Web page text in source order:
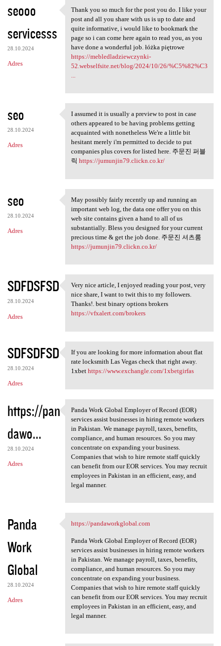
seooo
servicesss
28.10.2024
Adres
Thank you so much for the
Thank you so much for the post you do. I like your
post and all you share with us is up to date and
quite informative, i would like to bookmark the
page so i can come here again to read you, as you
have done a wonderful job. łóżka piętrowe
https://mebledladziewczynki-
52.webselfsite.net/blog/2024/10/26/%C5%82%C3
seo
28.10.2024
Adres
I assumed it is usually a
I assumed it is usually a preview to post in case
others appeared to be having problems getting
acquainted with nonetheless We're a little bit
hesitant merely i'm permitted to decide to put
companies plus covers for listed here. 주문진 퍼블
릭 https://jumunjin79.clickn.co.kr/
seo
28.10.2024
Adres
May possibly fairly recently
May possibly fairly recently up and running an
important web log, the data one offer you on this
web site contains given a hand to all of us
substantially. Bless you designed for your current
precious time & get the job done. 주문진 셔츠룸
https://jumunjin79.clickn.co.kr/
SDFDSFSD
28.10.2024
Adres
Very nice article, I enjoyed
Very nice article, I enjoyed reading your post, very
nice share, I want to twit this to my followers.
Thanks!. best binary options brokers
https://vfxalert.com/brokers
SDFSDFSD
28.10.2024
Adres
If you are looking for more
If you are looking for more information about flat
rate locksmith Las Vegas check that right away.
1xbet https://www.exchangle.com/1xbetgirfas
https://pan
dawo...
28.10.2024
Adres
Panda Work Global Employer of
Panda Work Global Employer of Record (EOR)
services assist businesses in hiring remote workers
in Pakistan. We manage payroll, taxes, benefits,
compliance, and human resources. So you may
concentrate on expanding your business.
Companies that wish to hire remote staff quickly
can benefit from our EOR services. You may recruit
employees in Pakistan in an efficient, easy, and
legal manner.
Panda
Work
Global
28.10.2024
Adres
https://pandaworkglobal.com
https://pandaworkglobal.com
Panda Work Global Employer of Record (EOR)
services assist businesses in hiring remote workers
in Pakistan. We manage payroll, taxes, benefits,
compliance, and human resources. So you may
concentrate on expanding your business.
Companies that wish to hire remote staff quickly
can benefit from our EOR services. You may recruit
employees in Pakistan in an efficient, easy, and
legal manner.